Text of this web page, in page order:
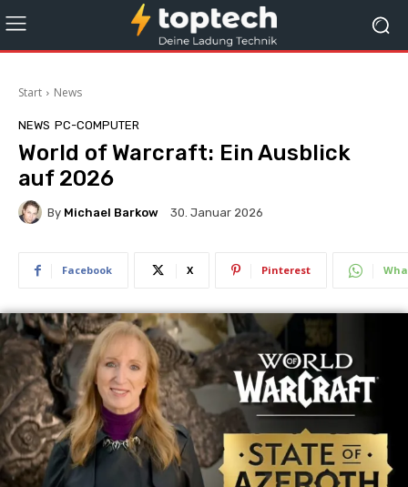
Start News
NEWS PC-COMPUTER
World of Warcraft: Ein Ausblick
auf 2026
By Michael Barkow 30. Januar 2026
Facebook X Pinterest